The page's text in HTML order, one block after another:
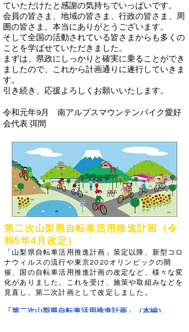
ていただけたと感謝の気持ちでいっぱいです。
会員の皆さま、地域の皆さま、行政の皆さま、周
囲の皆さま、本当にありがとうございます。
そして全国の活動されている皆さまからも多くの
ことを学ばせていただきました。
まずは、県政にしっかりと確実に乗ることができ
ましたので、これから計画通りに遂行していきま
す。
引き続き、応援よろしくお願いいたします。
令和元年9月​
​​ 南アルプスマウンテンバイク愛好
会代表 弭間
第二次山梨県自転車活用推進計画（令
和5年4月改定）
​「山梨県自転車活用推進計画」策定以降、新型コロ
ナウィルスの流行や東京2020オリンピックの開
催、国の自転車活用推進計画の改定など、様々な変
化がありました。これを受け、施策や取組みなどを
見直し、第二次計画として改定しました。
「第二次山梨県自転車活用推進計画」（本編）